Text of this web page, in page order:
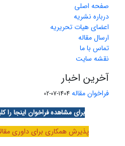
صفحه اصلی
درباره نشریه
اعضای هیات تحریریه
ارسال مقاله
تماس با ما
نقشه سایت
آخرین اخبار
فراخوان مقاله 1404-07-02
برای مشاهده فراخوان اینجا را
پذیرش همکاری برای داوری